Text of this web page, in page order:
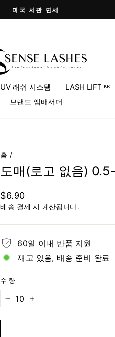
슬
드
쇼
시
정
미국 세관 면세
UV 래쉬 시스템 LASH LIFT ᴷᴿ
브랜드 앰배서더
홈 /
도매(로고 없음)
정
상
$6.90
배송 결제 시 계산됩니다.
60일 이내 반품 지원
재고 있음, 배송 준비 완료
수량
− +